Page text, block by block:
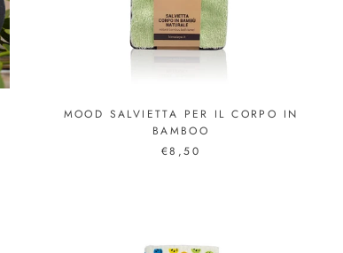
MOOD SALVIETTA PER IL CORPO IN
BAMBOO
€8,50